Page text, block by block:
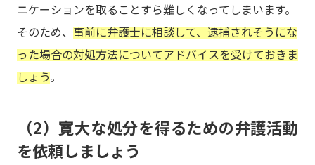
ニケーションを取ることすら難しくなってしまいます。
そのため、 事前に弁護士に相談して、逮捕されそうにな
った場合の対処方法についてアドバイスを受けておきま
しょう。
（2）寛大な処分を得るための弁護活動
を依頼しましょう